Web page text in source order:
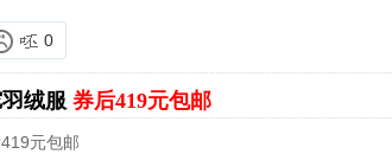
0
绒服 券后419元包邮
元包邮